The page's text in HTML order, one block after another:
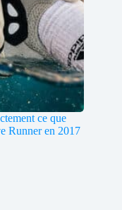
ce que
Runner en 2017